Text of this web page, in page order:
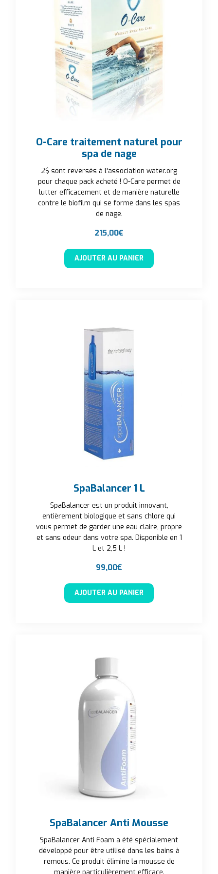
O-Care traitement naturel pour
spa de nage
2$ sont reversés à l'association water.org
pour chaque pack acheté ! O-Care permet de
lutter efficacement et de manière naturelle
contre le biofilm qui se forme dans les spas
de nage.
215,00€
AJOUTER AU PANIER
SpaBalancer 1 L
SpaBalancer est un produit innovant,
entièrement biologique et sans chlore qui
vous permet de garder une eau claire, propre
et sans odeur dans votre spa. Disponible en 1
L et 2,5 L !
99,00€
AJOUTER AU PANIER
SpaBalancer Anti Mousse
SpaBalancer Anti Foam a été spécialement
développé pour être utilisé dans les bains à
remous. Ce produit élimine la mousse de